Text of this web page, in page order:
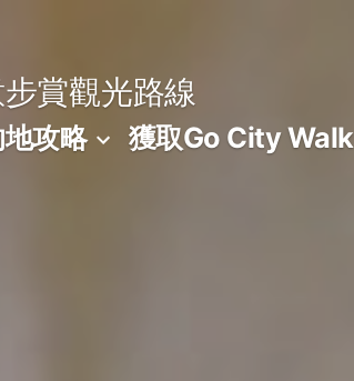
賞觀光路線
攻略 獲取Go City Walk